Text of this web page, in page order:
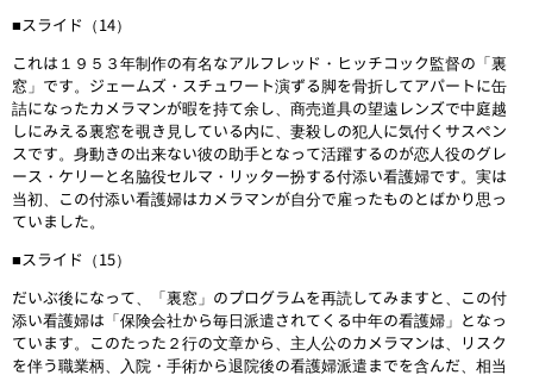
■スライド（14）
これは１９５３年制作の有名なアルフレッド・ヒッチコック監督の「裏
窓」です。ジェームズ・スチュワート演ずる脚を骨折してアパートに缶
詰になったカメラマンが暇を持て余し、商売道具の望遠レンズで中庭越
しにみえる裏窓を覗き見している内に、妻殺しの犯人に気付くサスペン
スです。身動きの出来ない彼の助手となって活躍するのが恋人役のグレ
ース・ケリーと名脇役セルマ・リッター扮する付添い看護婦です。実は
当初、この付添い看護婦はカメラマンが自分で雇ったものとばかり思っ
ていました。
■スライド（15）
だいぶ後になって、「裏窓」のプログラムを再読してみますと、この付
添い看護婦は「保険会社から毎日派遣されてくる中年の看護婦」となっ
ています。このたった２行の文章から、主人公のカメラマンは、リスク
を伴う職業柄、入院・手術から退院後の看護婦派遣までを含んだ、相当